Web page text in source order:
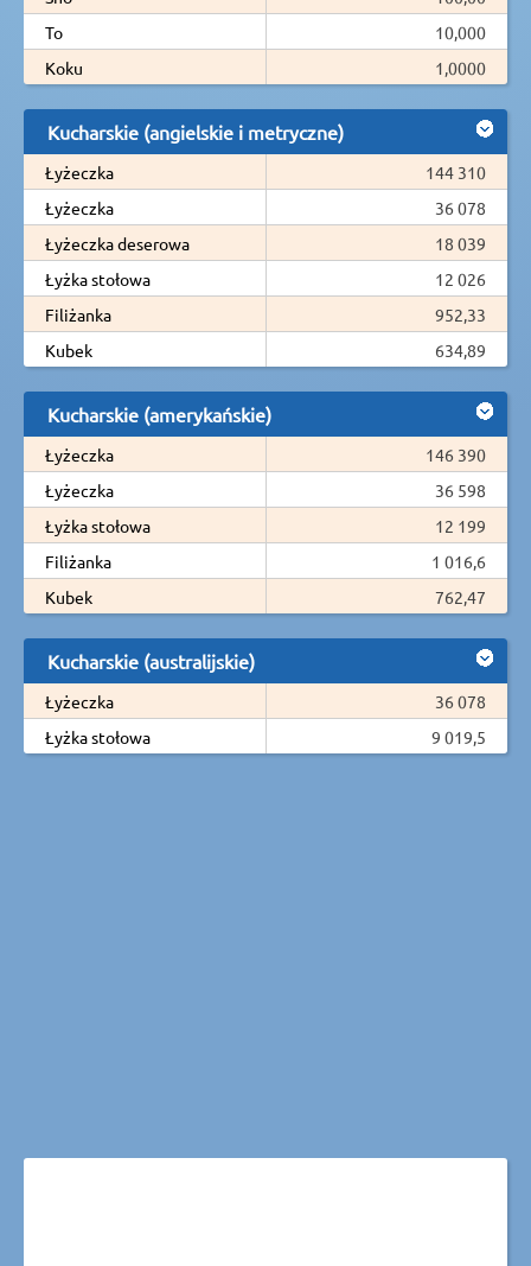
To
10,000
Koku
1,0000
Kucharskie (angielskie i metryczne)
Łyżeczka
144 310
Łyżeczka
36 078
Łyżeczka deserowa
18 039
Łyżka stołowa
12 026
Filiżanka
952,33
Kubek
634,89
Kucharskie (amerykańskie)
Łyżeczka
146 390
Łyżeczka
36 598
Łyżka stołowa
12 199
Filiżanka
1 016,6
Kubek
762,47
Kucharskie (australijskie)
Łyżeczka
36 078
Łyżka stołowa
9 019,5